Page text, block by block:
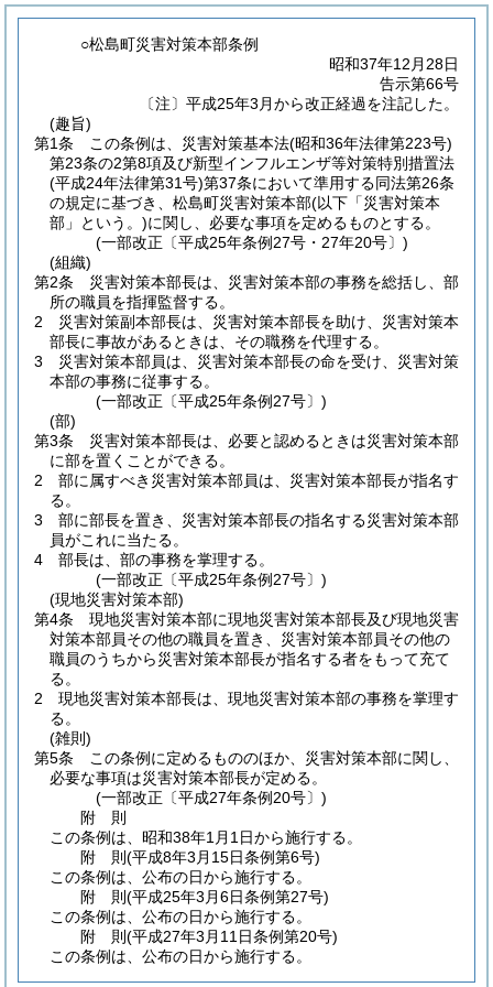
○松島町災害対策本部条例
昭和37年12月28日
告示第66号
〔注〕平成25年3月から改正経過を注記した。
(趣旨)
第1条
この条例は、災害対策基本法(昭和36年法律第223号)
第23条の2第8項及び新型インフルエンザ等対策特別措置法
(平成24年法律第31号)第37条において準用する同法第26条
の規定に基づき、松島町災害対策本部(以下「災害対策本
部」という。)に関し、必要な事項を定めるものとする。
(一部改正〔平成25年条例27号・27年20号〕)
(組織)
第2条
災害対策本部長は、災害対策本部の事務を総括し、部
所の職員を指揮監督する。
2
災害対策副本部長は、災害対策本部長を助け、災害対策本
部長に事故があるときは、その職務を代理する。
3
災害対策本部員は、災害対策本部長の命を受け、災害対策
本部の事務に従事する。
(一部改正〔平成25年条例27号〕)
(部)
第3条
災害対策本部長は、必要と認めるときは災害対策本部
に部を置くことができる。
2
部に属すべき災害対策本部員は、災害対策本部長が指名す
る。
3
部に部長を置き、災害対策本部長の指名する災害対策本部
員がこれに当たる。
4
部長は、部の事務を掌理する。
(一部改正〔平成25年条例27号〕)
(現地災害対策本部)
第4条
現地災害対策本部に現地災害対策本部長及び現地災害
対策本部員その他の職員を置き、災害対策本部員その他の
職員のうちから災害対策本部長が指名する者をもって充て
る。
2
現地災害対策本部長は、現地災害対策本部の事務を掌理す
る。
(雑則)
第5条
この条例に定めるもののほか、災害対策本部に関し、
必要な事項は災害対策本部長が定める。
(一部改正〔平成27年条例20号〕)
附 則
この条例は、昭和38年1月1日から施行する。
附 則(平成8年3月15日条例第6号)
この条例は、公布の日から施行する。
附 則(平成25年3月6日条例第27号)
この条例は、公布の日から施行する。
附 則(平成27年3月11日条例第20号)
この条例は、公布の日から施行する。